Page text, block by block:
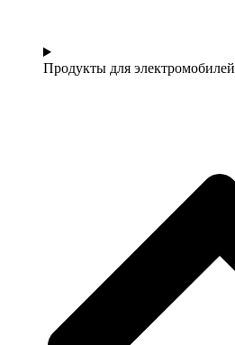
Продукты для электромобилей